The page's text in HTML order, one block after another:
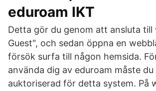
eduroam IKT
Detta gör du genom att ansluta till
Guest", och sedan öppna en
försök surfa till någon hemsida.
använda dig av eduroam måste du
auktoriserad för detta system. På